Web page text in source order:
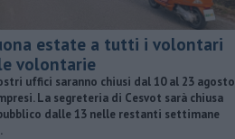
estate a tutti i volontari
volontarie
uffici saranno chiusi dal 10 al 23 agosto
La segreteria di Cesvot sarà chiusa
dalle 13 nelle restanti settimane